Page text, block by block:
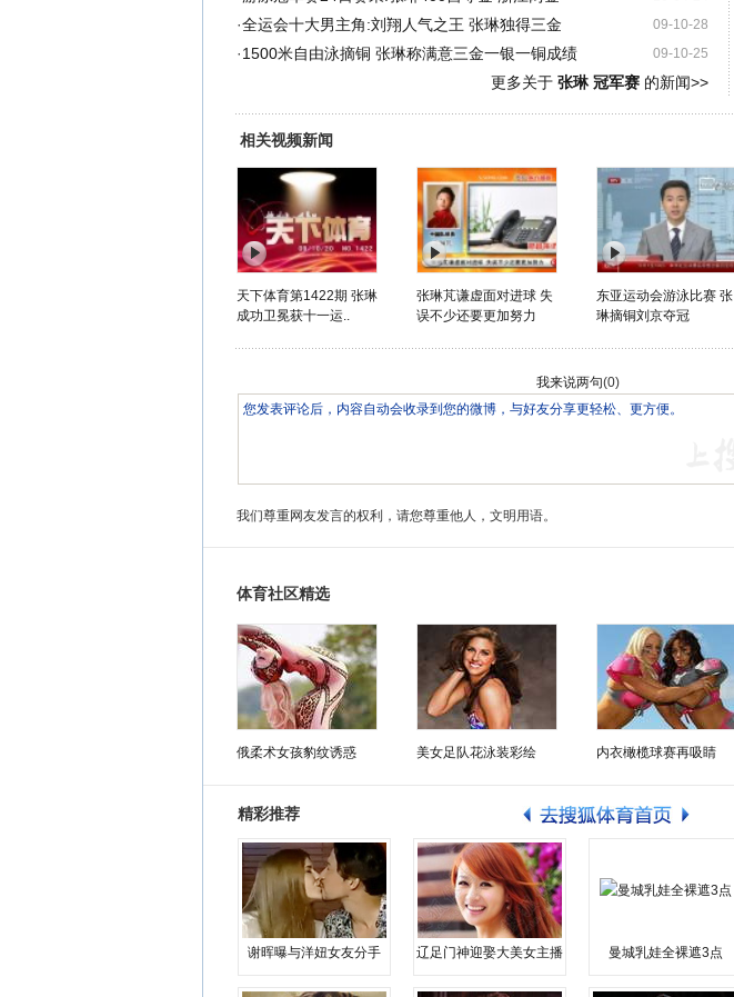
09-10-28
·全运会十大男主角:刘翔人气之王 张琳独得三金
09-10-25
·1500米自由泳摘铜 张琳称满意三金一银一铜成绩
更多关于 张琳 冠军赛的新闻>>
相关视频新闻
天下体育第1422期 张琳
成功卫冕获十一运..
张琳芃谦虚面对进球 失
误不少还要更加努力
东亚运动会游泳比赛 张
琳摘铜刘京夺冠
我来说两句(0)
我们尊重网友发言的权利，请您尊重他人，文明用语。
体育社区精选
俄柔术女孩豹纹诱惑 美女足队花泳装彩绘 内衣橄榄球赛再吸睛
精彩推荐
谢晖曝与洋妞女友分手 辽足门神迎娶大美女主播 曼城乳娃全裸遮3点